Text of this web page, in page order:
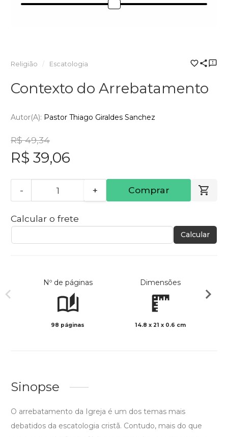
Religião Escatologia
Contexto do Arrebatamento
Autor(a): Pastor Thiago Giraldes Sanchez
R$ 49,34
R$ 39,06
- + Comprar
Calcular o frete
Calcular
Nº de páginas
98 páginas
Dimensões
14.8 x 21 x 0.6 cm
Sinopse
O arrebatamento da Igreja é um dos temas mais
debatidos da escatologia cristã. Contudo, mais do que